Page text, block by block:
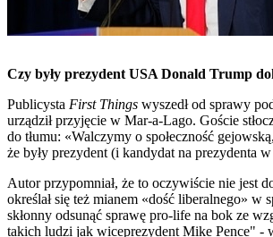
Czy były prezydent USA Donald Trump
Publicysta First Things wyszedł od sprawy
urządził przyjęcie w Mar-a-Lago. Goście
do tłumu: «Walczymy o społeczność
że były prezydent (i kandydat na prezydenta
Autor przypomniał, że to oczywiście nie jest
określał się też mianem «dość liberalnego»
skłonny odsunąć sprawę pro-life na bok ze
takich ludzi jak wiceprezydent Mike Pence" -